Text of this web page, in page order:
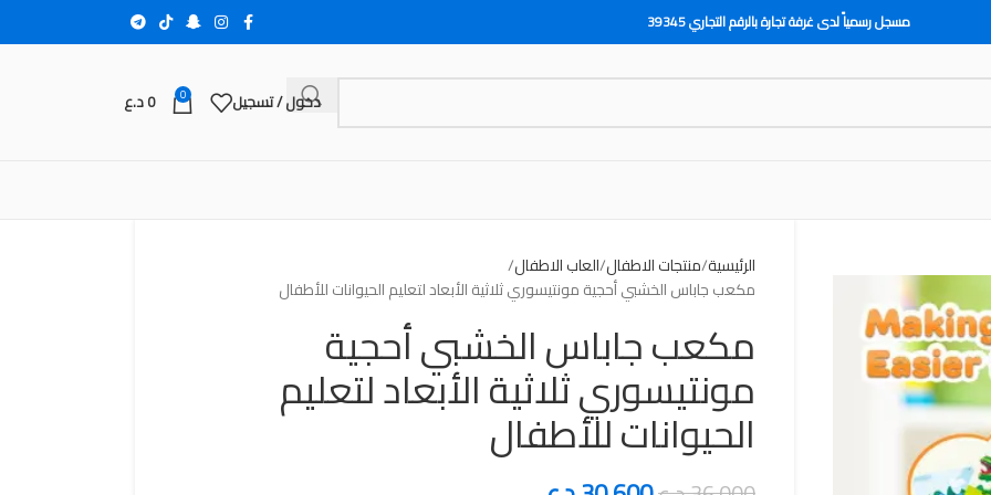
مسجل رسمياً لدى غرفة تجارة بالرقم التجاري 39345
دخول / تسجيل 0
0د.ع
الرئيسية منتجات الاطفال العاب الاطفال
مكعب جاباس الخشبي أحجية مونتيسوري ثلاثية الأبعاد لتعليم الحيوانات للأطفال
مكعب جاباس الخشبي أحجية
مونتيسوري ثلاثية الأبعاد لتعليم
الحيوانات للأطفال